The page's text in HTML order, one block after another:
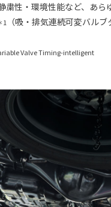
粛性・環境性能など、あ
1 （吸・排気連続可変バル
Valve Timing-intelligent